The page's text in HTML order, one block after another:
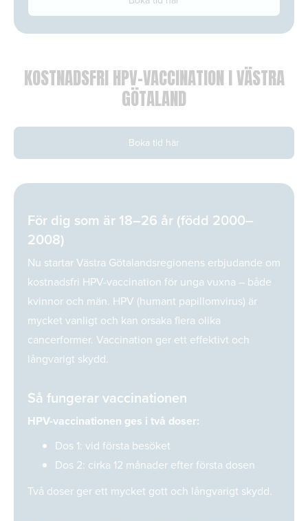
KOSTNADSFRI HPV-VACCINATION I VÄSTRA
GÖTALAND
Boka tid här
För dig som är 18–26 år (född 2000–
2008)
Nu startar Västra Götalandsregionens erbjudande om
kostnadsfri HPV-vaccination för unga vuxna – både
kvinnor och män. HPV (humant papillomvirus) är
mycket vanligt och kan orsaka flera olika
cancerformer. Vaccination ger ett effektivt och
långvarigt skydd.
Så fungerar vaccinationen
HPV-vaccinationen ges i två doser:
Dos 1: vid första besöket
Dos 2: cirka 12 månader efter första dosen
Två doser ger ett mycket gott och långvarigt skydd.